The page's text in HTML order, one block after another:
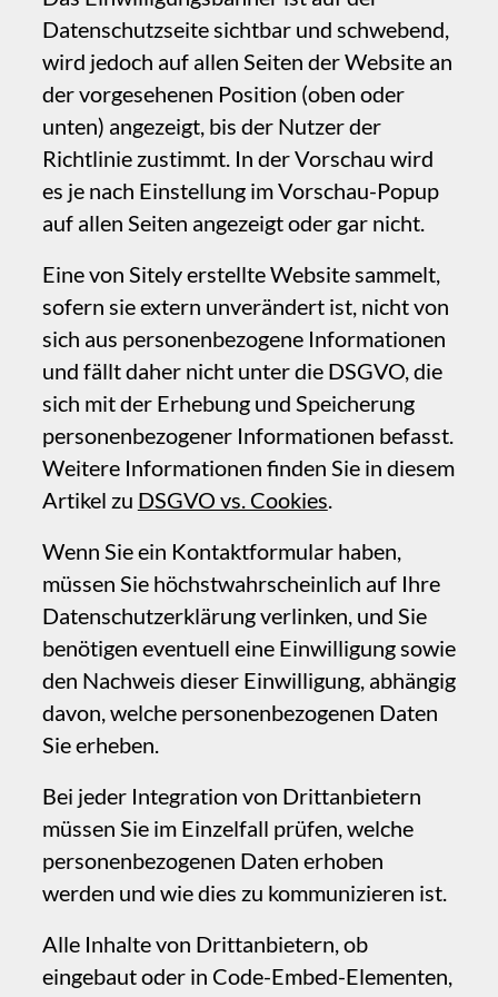
müssen Sie im Einzelfall prüfen, welche
werden und wie dies zu kommunizieren ist.
‍Alle Inhalte von Drittanbietern, ob
eingebaut oder in Code-Embed-Elementen,
unterstützen eine Zwei-Klick-Aktivierung.
bestimmtes Widget freischalten, selbst
wenn er beim ersten Besuch der Website
er die Google-Karte Ihres Geschäfts sehen
möchte, obwohl er allen Cookies
widersprochen hat. Im Fall des TTDSG in
Deutschland ist es erforderlich, Inhalte von
freizuschalten, selbst wenn der
Seitenbesucher das Cookie-Banner
akzeptiert und seine Einwilligung erteilt
hat.
Bittemelden Sie uns alle Mängel in dieser
Dokumentation, wir beheben sie so schnell
Aktualisiert für Sitely 6
Preise
Kontakt